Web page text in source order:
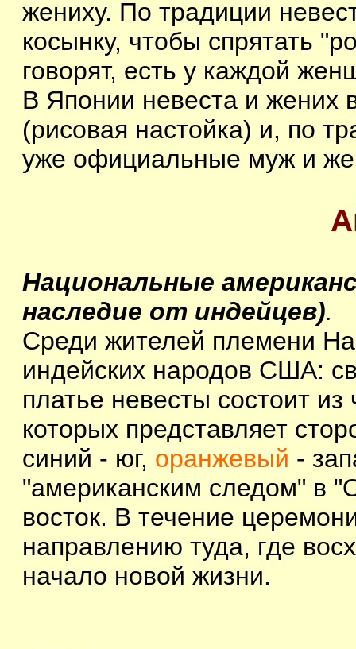
жениху. По традиции
косынку, чтобы спрятать
говорят, есть у каждой
В Японии невеста и жених
(рисовая настойка) и, по
уже официальные муж и
Национальные
наследие от индейцев).
Среди жителей племени
индейских народов США:
платье невесты состоит
которых представляет
синий - юг, оранжевый -
"американским следом" в
восток. В течение
направлению туда, где
начало новой жизни.